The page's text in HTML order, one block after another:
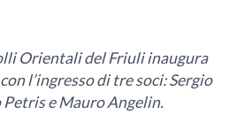
Orientali del Friuli inaugura
l’ingresso di tre soci: Sergio
e Mauro Angelin.